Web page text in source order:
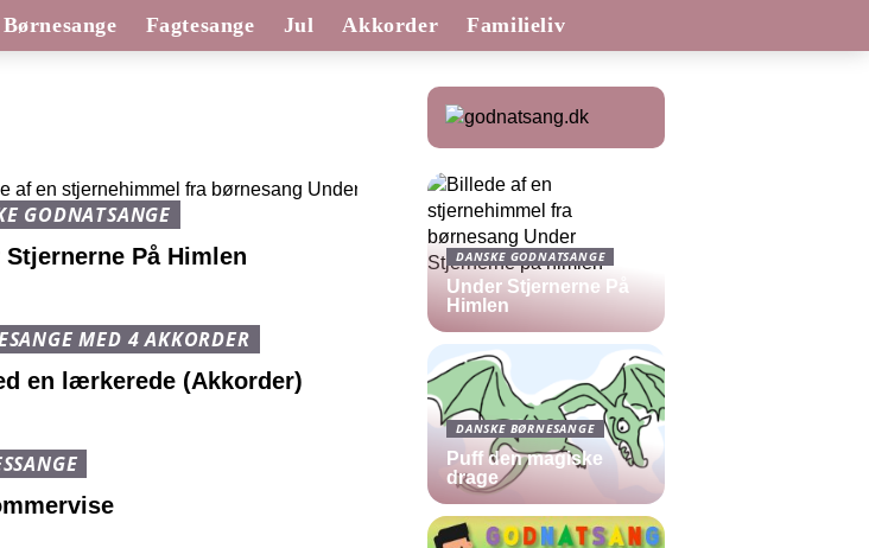
Børnesange Fagtesange Jul Akkorder Familieliv
GODNATSANGE
Stjernerne På Himlen
MED 4 AKKORDER
en lærkerede (Akkorder)
DANSKE GODNATSANGE
Under Stjernerne På
Himlen
DANSKE BØRNESANGE
Puff den magiske
drage